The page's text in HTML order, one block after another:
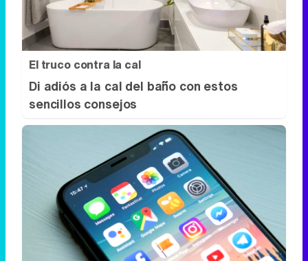
El truco contra la cal
Di adiós a la cal del baño con estos
sencillos consejos